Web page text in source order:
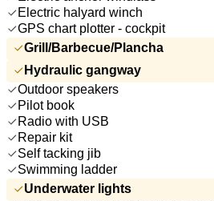
Electric halyard winch
GPS chart plotter - cockpit
Grill/Barbecue/Plancha
Hydraulic gangway
Outdoor speakers
Pilot book
Radio with USB
Repair kit
Self tacking jib
Swimming ladder
Underwater lights